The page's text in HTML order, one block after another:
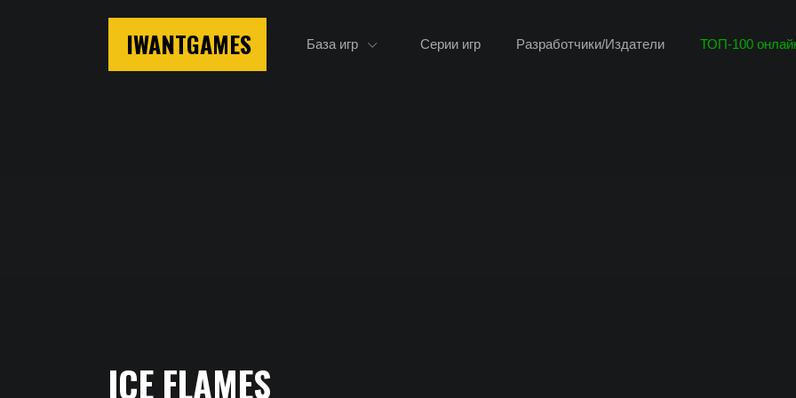
IWANTGAMES База игр Серии игр Разработчики/Издатели ТОП-100
Ice Flames
ICE FLAMES